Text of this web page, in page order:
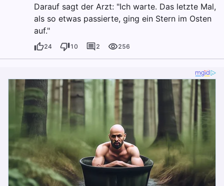
Darauf sagt der Arzt: "Ich warte. Das letzte Mal,
als so etwas passierte, ging ein Stern im Osten
auf."
24 10 2 256